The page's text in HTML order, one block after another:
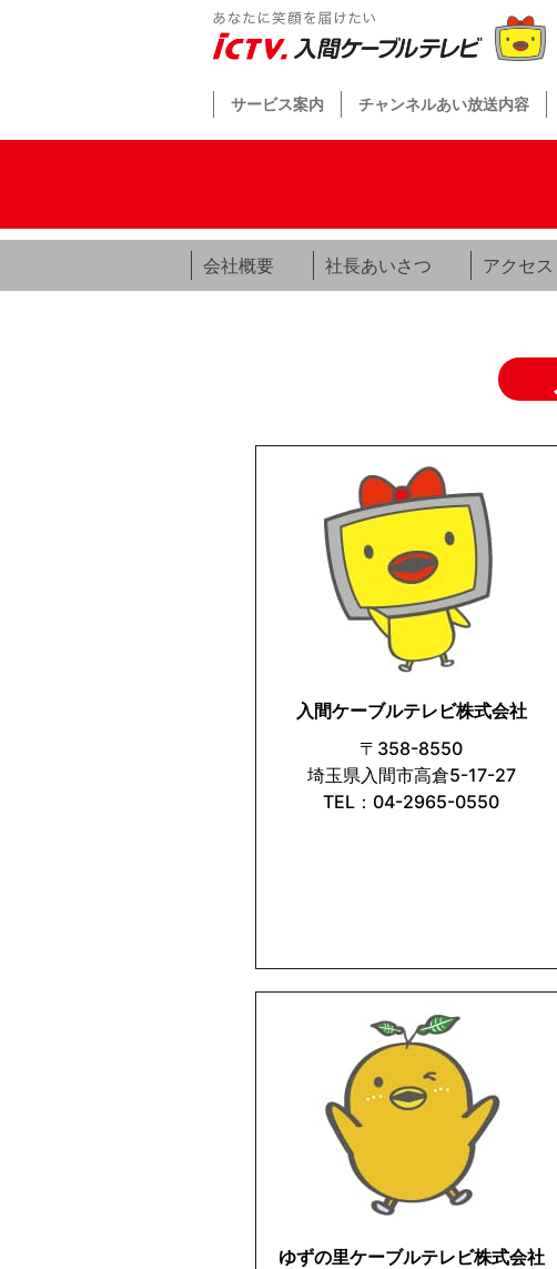
サービス案内 チャンネルあい放送内容
会社概要 社長あいさつ アクセス
入間ケーブルテレビ株式会社
〒358-8550
埼玉県入間市高倉5-17-27
TEL：04-2965-0550
ゆずの里ケーブルテレビ株式会社